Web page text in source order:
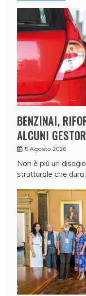
BENZINAI,
ALCUNI
5 Agosto 2026
Non è più un
strutturale che dura